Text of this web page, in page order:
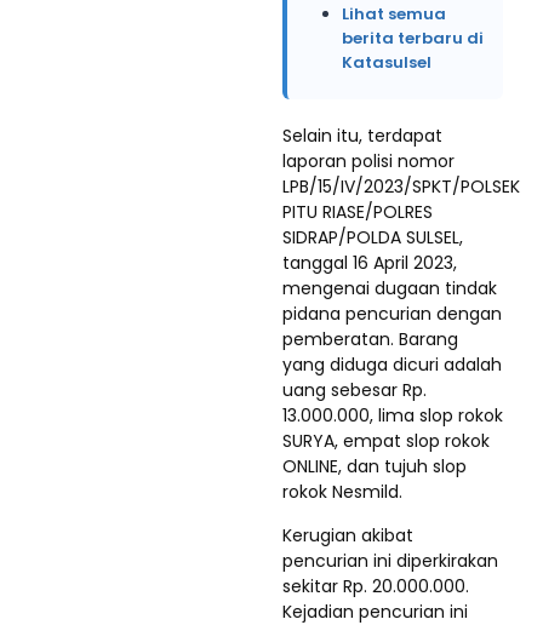
Lihat semua
berita terbaru di
Katasulsel
Selain itu, terdapat
laporan polisi nomor
LPB/15/IV/2023/SPKT/POLSEK
PITU RIASE/POLRES
SIDRAP/POLDA SULSEL,
tanggal 16 April 2023,
mengenai dugaan tindak
pidana pencurian dengan
pemberatan. Barang
yang diduga dicuri adalah
uang sebesar Rp.
13.000.000, lima slop rokok
SURYA, empat slop rokok
ONLINE, dan tujuh slop
rokok Nesmild.
Kerugian akibat
pencurian ini diperkirakan
sekitar Rp. 20.000.000.
Kejadian pencurian ini